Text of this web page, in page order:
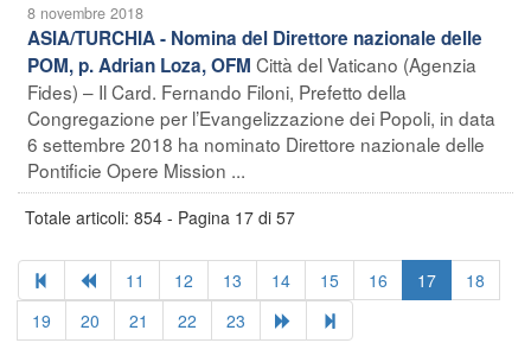
8 novembre 2018
ASIA/TURCHIA - Nomina del Direttore nazionale delle
POM, p. Adrian Loza, OFM Città del Vaticano (Agenzia
Fides) – Il Card. Fernando Filoni, Prefetto della
Congregazione per l’Evangelizzazione dei Popoli, in data
6 settembre 2018 ha nominato Direttore nazionale delle
Pontificie Opere Mission ...
Totale articoli: 854 - Pagina 17 di 57
11 12 13 14 15 16 17
18
19
20 21 22 23